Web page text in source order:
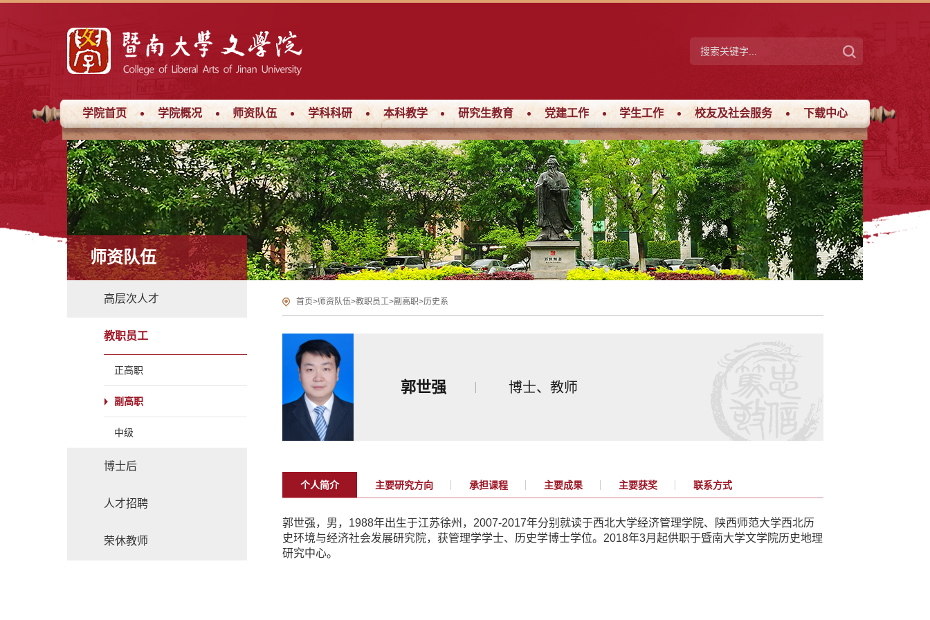
学院首页 学院概况 师资队伍 学科科研 本科教学 研究生教育 党建工作 学生工作 校友及社会服务 下载中心
师资队伍
高层次人才
教职员工
正高职
副高职
中级
博士后
人才招聘
荣休教师
首页>师资队伍>教职员工>副高职>历史系
郭世强 博士、教师
个人简介 主要研究方向 承担课程 主要成果 主要获奖 联系方式
郭世强，男， 1988年出生于江苏徐州， 2007-2017年分别就读于西北大学经济管理学院、陕西师范大学西北历
史环境与经济社会发展研究院，获管理学学士、历史学博士学位。 2018年3月起供职于暨南大学文学院历史地理
研究中心。